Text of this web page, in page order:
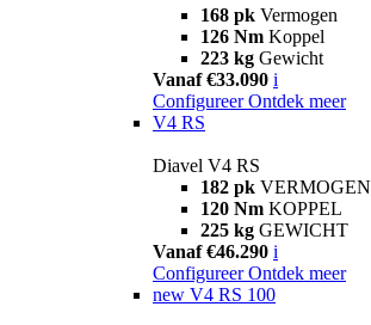
168 pk Vermogen
126 Nm Koppel
223 kg Gewicht
Vanaf €33.090 i
Configureer Ontdek meer
V4 RS
Diavel V4 RS
182 pk VERMOGEN
120 Nm KOPPEL
225 kg GEWICHT
Vanaf €46.290 i
Configureer Ontdek meer
new V4 RS 100